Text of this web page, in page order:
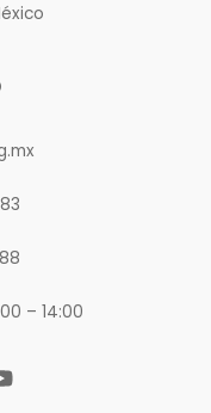
– 14:00